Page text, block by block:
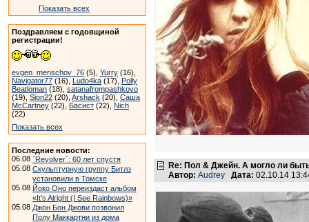
Показать всех
Поздравляем с годовщиной
регистрации!
evgen_menschov_76 (5), Yurry (16),
Navigator77 (16), Ludo4ka (17), Polly
Beatloman (18), satanafrompashkovo
(19), Sion22 (20), Arshack (20), Саша
McCartney (22), Басист (22), Nich
(22)
Показать всех
Последние новости:
06.08 `Revolver`: 60 лет спустя
05.08 Скульптурную группу Битлз
установили в Томске
05.08 Йоко Оно переиздаст альбом
«It’s Alright (I See Rainbows)»
05.08 Джон Бон Джови позвонил
Полу Маккартни из дома
Re: Пол & Джейн. А могло ли
Автор: Audrey Дата: 02.10.14